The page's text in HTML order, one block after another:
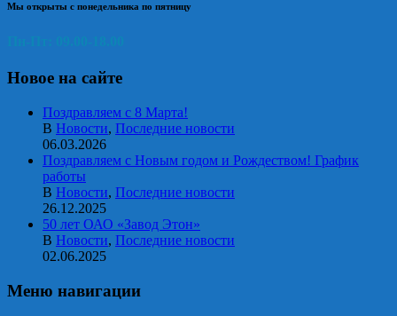
Мы открыты с понедельника по пятницу
Новое на сайте
Поздравляем с 8 Марта!
В Новости, Последние новости
06.03.2026
Поздравляем с Новым годом и Рождеством! График
работы
В Новости, Последние новости
26.12.2025
50 лет ОАО «Завод Этон»
В Новости, Последние новости
02.06.2025
Меню навигации